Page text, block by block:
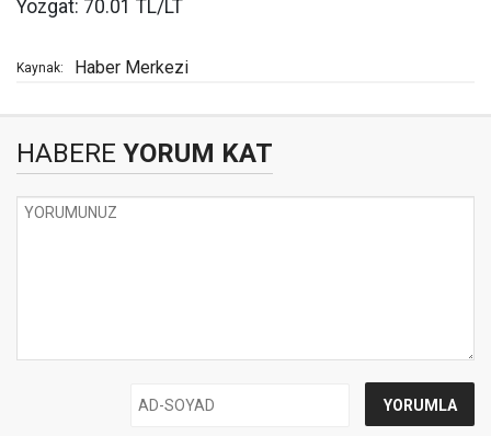
Yozgat: 70.01 TL/LT
Kaynak: Haber Merkezi
HABERE YORUM KAT